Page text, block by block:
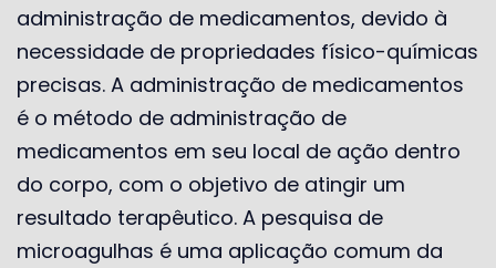
administração de medicamentos, devido à
necessidade de propriedades físico-químicas
precisas. A administração de medicamentos
é o método de administração de
medicamentos em seu local de ação dentro
do corpo, com o objetivo de atingir um
resultado terapêutico. A pesquisa de
microagulhas é uma aplicação comum da